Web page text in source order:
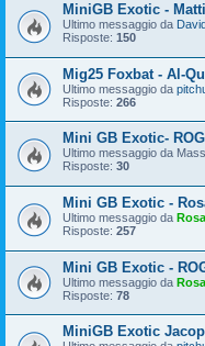
MiniGB Exotic -
Ultimo messaggio da
Risposte: 150
Mig25 Foxbat - Al-
Ultimo messaggio da
Risposte: 266
Mini GB Exotic-
Ultimo messaggio da
Risposte: 30
Mini GB Exotic -
Ultimo messaggio da
Risposte: 257
Mini GB Exotic -
Ultimo messaggio da
Risposte: 78
MiniGB Exotic